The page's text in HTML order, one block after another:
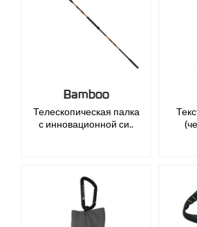
Bamboo
Телескопическая палка
с инновационной си..